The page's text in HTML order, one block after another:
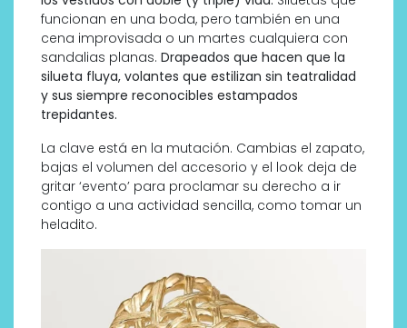
funcionan en una boda, pero también en una
cena improvisada o un martes cualquiera con
sandalias planas. Drapeados que hacen que la
silueta fluya, volantes que estilizan sin teatralidad
y sus siempre reconocibles estampados
trepidantes.
La clave está en la mutación. Cambias el zapato,
bajas el volumen del accesorio y el look deja de
gritar ‘evento’ para proclamar su derecho a ir
contigo a una actividad sencilla, como tomar un
heladito.